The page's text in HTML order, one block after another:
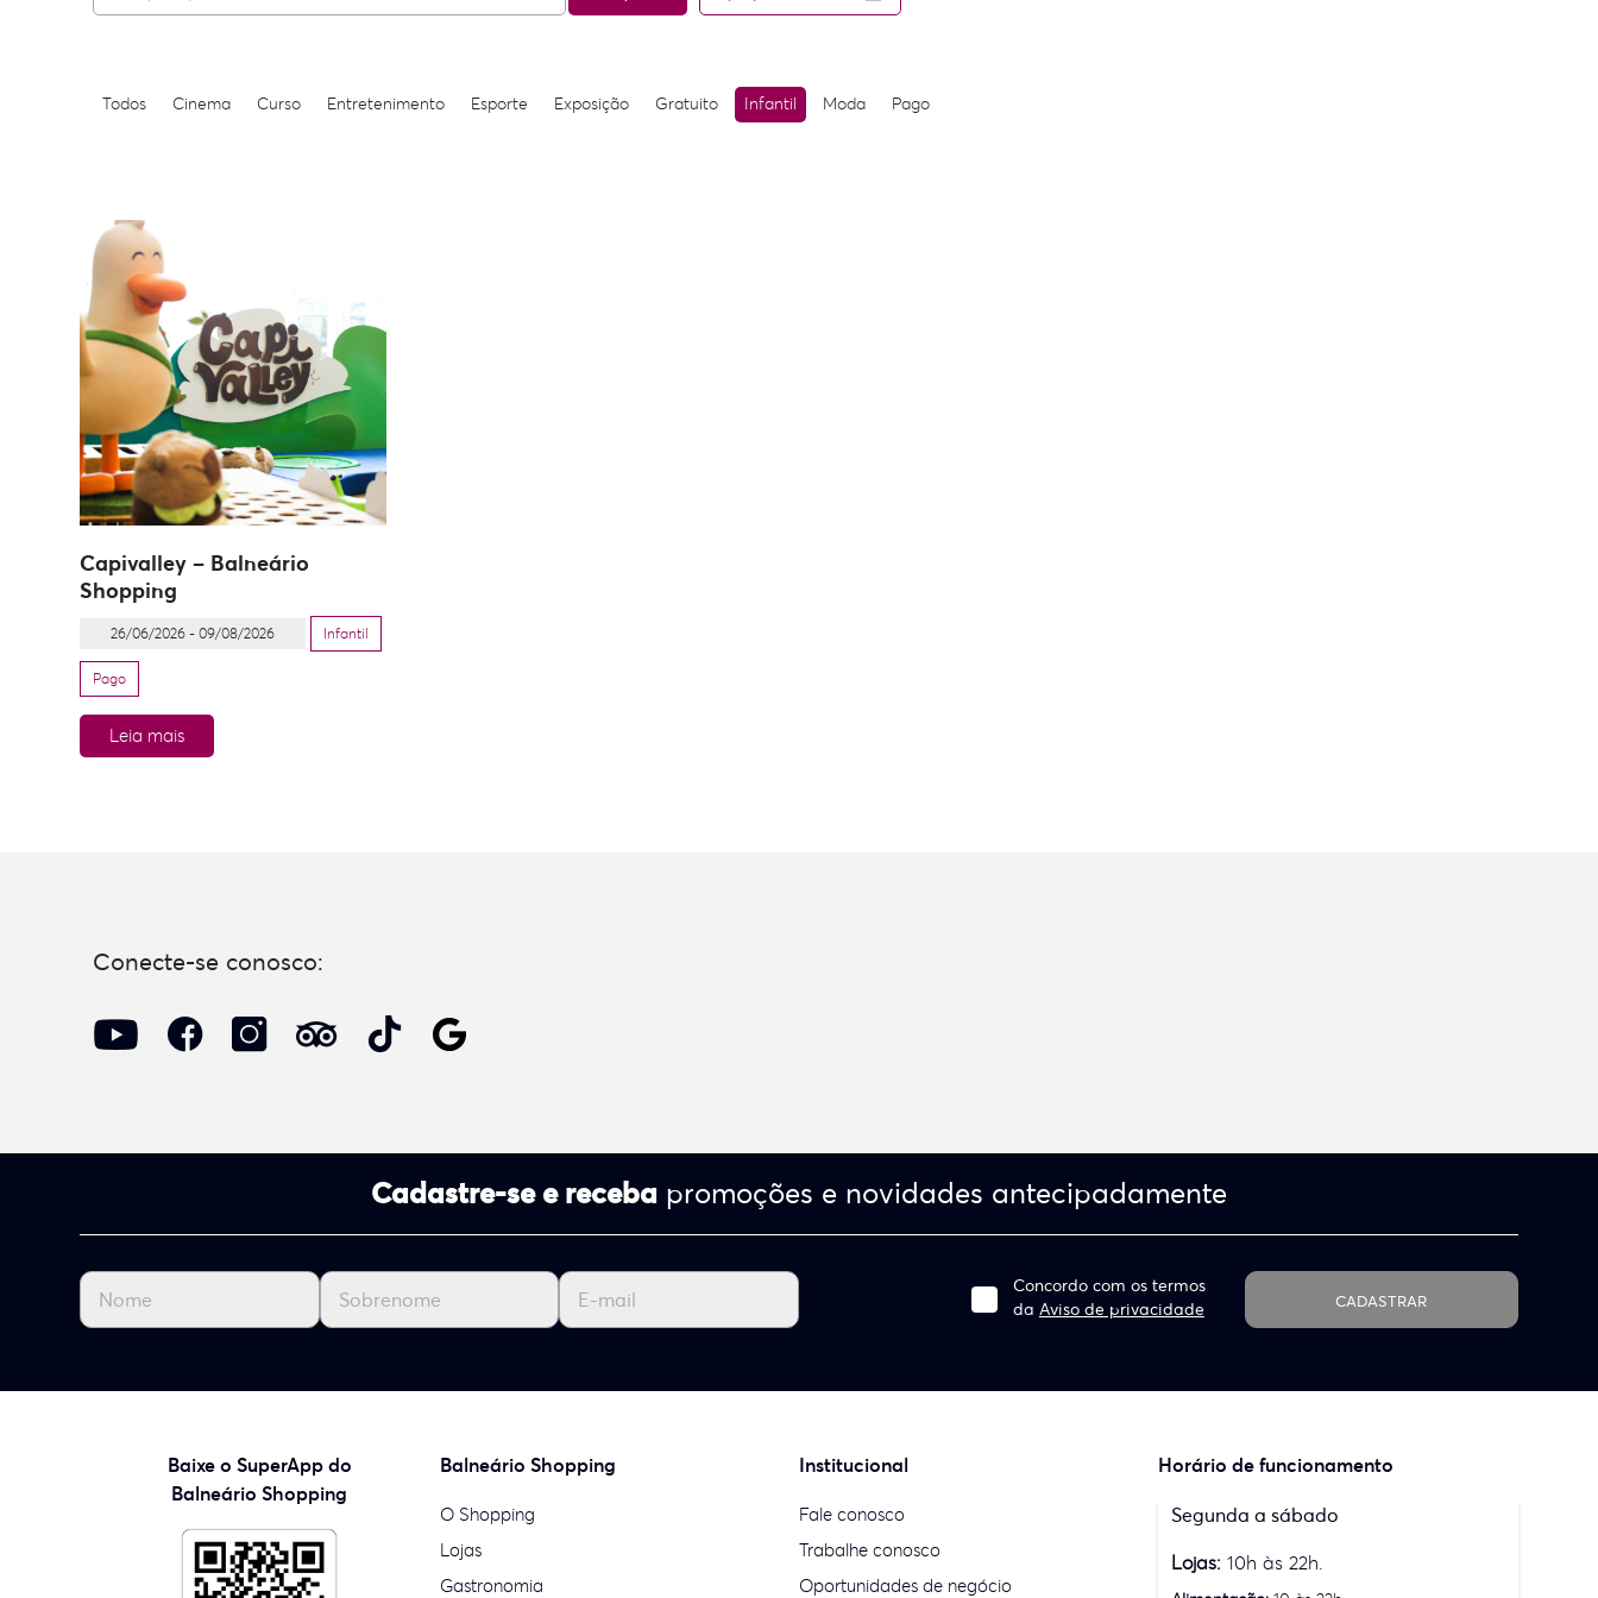
Todos Cinema Curso Entretenimento Esporte Exposição Gratuito Infantil Moda Pago
Capivalley – Balneário
Shopping
26/06/2026 - 09/08/2026 Infantil
Pago
Leia mais
Conecte-se conosco:
Cadastre-se e receba promoções e novidades antecipadamente
Concordo com os termos
da Aviso de privacidade CADASTRAR
Baixe o SuperApp do
Balneário Shopping
Balneário Shopping
O Shopping
Lojas
Gastronomia
Institucional
Fale conosco
Trabalhe conosco
Oportunidades de negócio
Horário de funcionamento
Segunda a sábado
Lojas:10h às 22h.